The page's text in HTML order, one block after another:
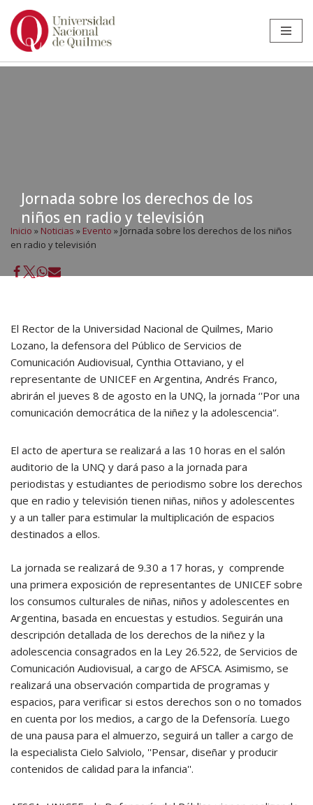
Ir
Jornada sobre los derechos de los
niños en radio y televisión
Inicio » Noticias » Evento » Jornada sobre los derechos de los niños
en radio y televisión
El Rector de la Universidad Nacional de Quilmes, Mario
Lozano, la defensora del Público de Servicios de
Comunicación Audiovisual, Cynthia Ottaviano, y el
representante de UNICEF en Argentina, Andrés Franco,
abrirán el jueves 8 de agosto en la UNQ, la jornada ‘'Por una
comunicación democrática de la niñez y la adolescencia'’.
El acto de apertura se realizará a las 10 horas en el salón
auditorio de la UNQ y dará paso a la jornada para
periodistas y estudiantes de periodismo sobre los derechos
que en radio y televisión tienen niñas, niños y adolescentes
y a un taller para estimular la multiplicación de espacios
destinados a ellos.
La jornada se realizará de 9.30 a 17 horas, y comprende
una primera exposición de representantes de UNICEF sobre
los consumos culturales de niñas, niños y adolescentes en
Argentina, basada en encuestas y estudios. Seguirán una
descripción detallada de los derechos de la niñez y la
adolescencia consagrados en la Ley 26.522, de Servicios de
Comunicación Audiovisual, a cargo de AFSCA. Asimismo, se
realizará una observación compartida de programas y
espacios, para verificar si estos derechos son o no tomados
en cuenta por los medios, a cargo de la Defensoría. Luego
de una pausa para el almuerzo, seguirá un taller a cargo de
la especialista Cielo Salviolo, ''Pensar, diseñar y producir
contenidos de calidad para la infancia''.